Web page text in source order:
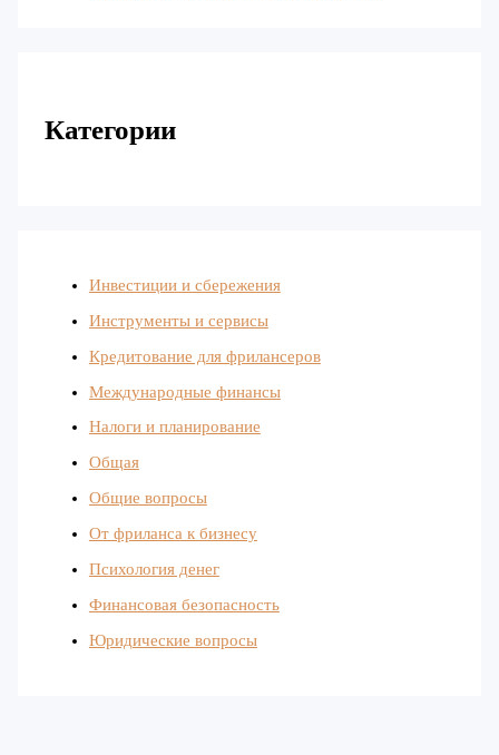
Категории
Инвестиции и сбережения
Инструменты и сервисы
Кредитование для фрилансеров
Международные финансы
Налоги и планирование
Общая
Общие вопросы
От фриланса к бизнесу
Психология денег
Финансовая безопасность
Юридические вопросы